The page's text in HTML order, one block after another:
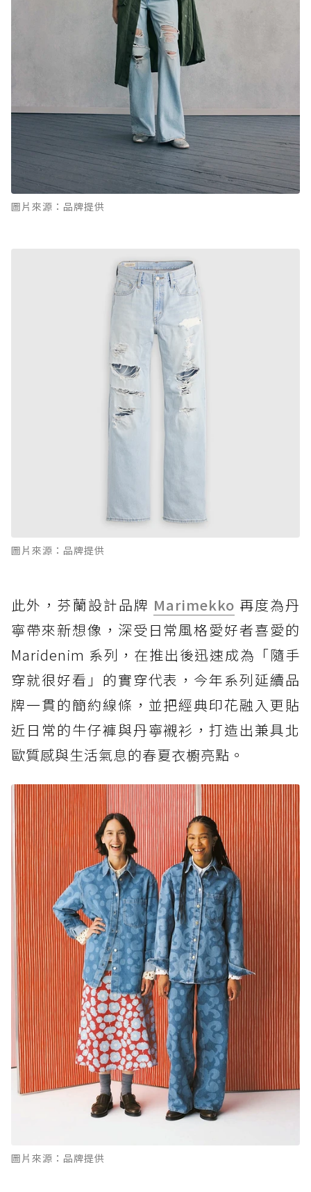
圖片來源：品牌提供
圖片來源：品牌提供
此外，芬蘭設計品牌 Marimekko 再度為丹
寧帶來新想像，深受日常風格愛好者喜愛的
Maridenim 系列，在推出後迅速成為「隨手
穿就很好看」的實穿代表，今年系列延續品
牌一貫的簡約線條，並把經典印花融入更貼
近日常的牛仔褲與丹寧襯衫，打造出兼具北
歐質感與生活氣息的春夏衣櫥亮點。
圖片來源：品牌提供